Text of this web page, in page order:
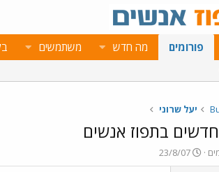
פורומים מה חדש משתמשים
יעל שרוני
חדשים בתפוז אנשים
פ
ו
23/8/07